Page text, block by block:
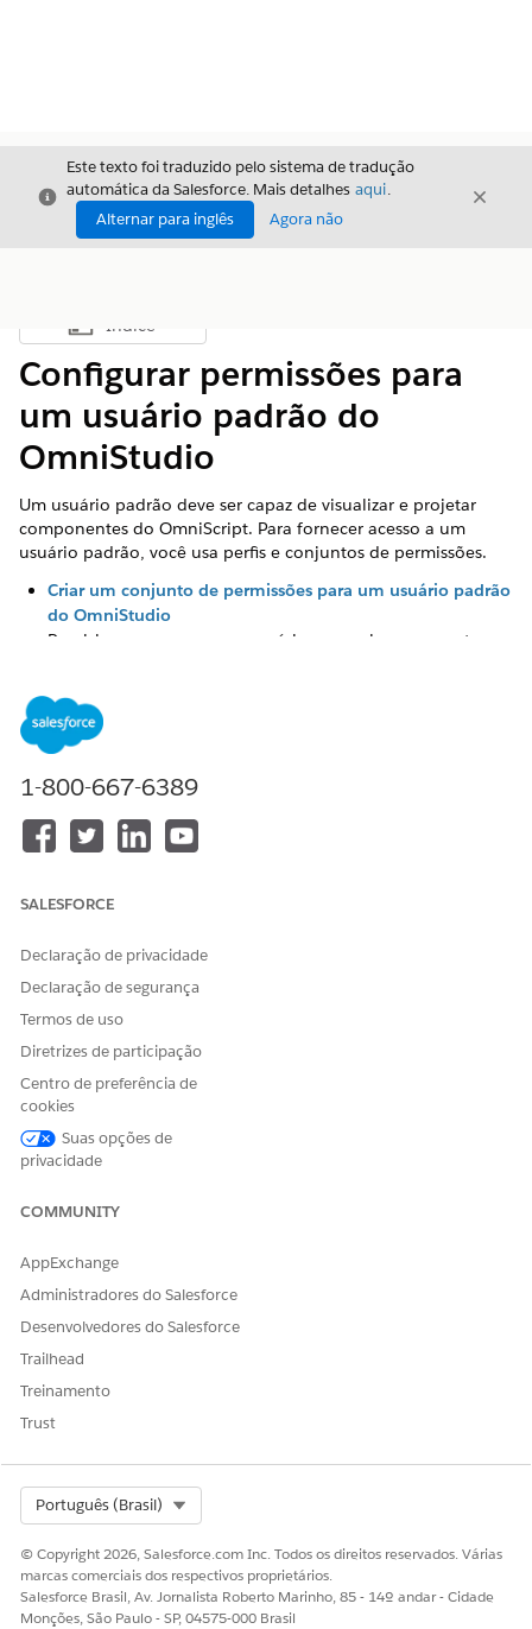
Fechar
Este texto foi traduzido pelo sistema de tradução
automática da Salesforce. Mais detalhes aqui.
Alternar para inglês
Agora não
Fechar
Mostrar índice
Índice
Configurar permissões para
um usuário padrão do
OmniStudio
Um usuário padrão deve ser capaz de visualizar e projetar
componentes do OmniScript. Para fornecer acesso a um
usuário padrão, você usa perfis e conjuntos de permissões.
Criar um conjunto de permissões para um usuário padrão
do OmniStudio
Provisione o acesso para usuários que criam e executam
Criar um perfil para um usuário padrão do OmniStudio
Dependendo de como você configura papéis e regras de
compartilhamento, seu usuário do OmniStudio pode
acessar recursos específicos que são restritos.
OmniStudio tenham acesso aos designers e realizem
ações como criar processos comerciais. Depois de criar um
OmniStudio, crie um perfil para aplicar essa limitação.
ESTE ARTIGO RESOLVEU SEU PROBLEMA?
Diga-nos para podermos melhorar!
1-800-667-6389
SALESFORCE
Declaração de privacidade
Declaração de segurança
Termos de uso
Diretrizes de participação
Centro de preferência de
cookies
Suas opções de
privacidade
COMMUNITY
AppExchange
Administradores do Salesforce
Desenvolvedores do Salesforce
Trailhead
Treinamento
Trust
Português (Brasil)
© Copyright 2026, Salesforce.com Inc. Todos os direitos reservados. Várias
marcas comerciais dos respectivos proprietários.
Salesforce Brasil, Av. Jornalista Roberto Marinho, 85 - 14º andar - Cidade
Monções, São Paulo - SP, 04575-000 Brasil